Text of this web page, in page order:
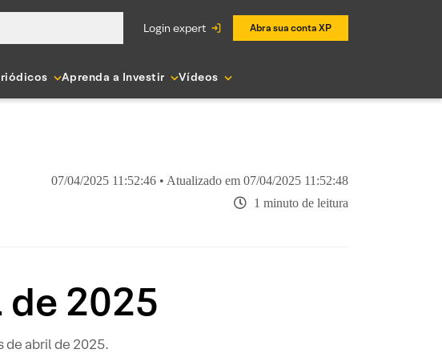
login expert Abra sua conta XP
Aprenda a Investir Vídeos
07/04/2025 11:52:46 • Atualizado em 07/04/2025 11:52:48
1 minuto de leitura
2025
de abril de 2025.